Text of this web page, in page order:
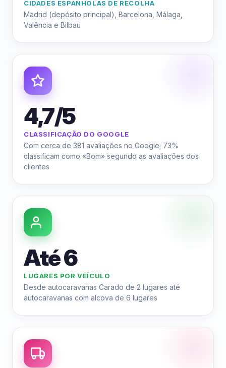
CIDADES ESPANHOLAS DE RECOLHA
Madrid (depósito principal), Barcelona, Málaga,
Valência e Bilbau
4,7/5
CLASSIFICAÇÃO DO GOOGLE
Com cerca de 381 avaliações no Google; 73%
classificam como «Bom» segundo as avaliações dos
clientes
Até 6
LUGARES POR VEÍCULO
Desde autocaravanas Carado de 2 lugares até
autocaravanas com alcova de 6 lugares